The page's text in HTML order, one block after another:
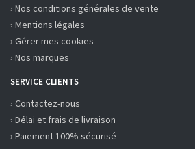
› Nos conditions générales de vente
› Mentions légales
› Gérer mes cookies
› Nos marques
SERVICE CLIENTS
› Contactez-nous
› Délai et frais de livraison
› Paiement 100% sécurisé